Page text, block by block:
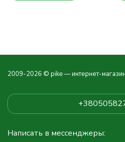
2009-2026 © pike — интернет-
Написать в мессенджеры: